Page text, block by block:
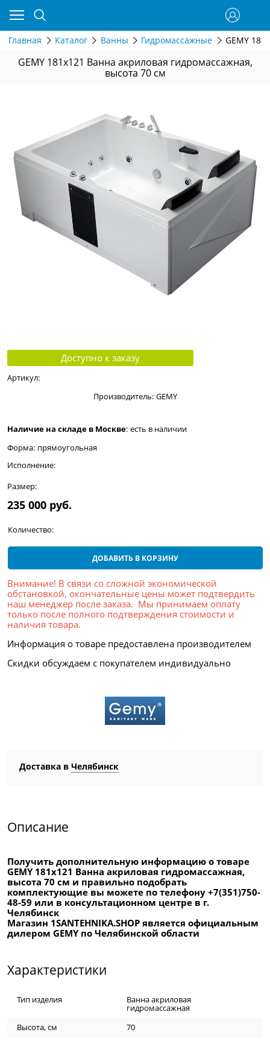
Главная Каталог Ванны Гидромассажные GEMY
GEMY 181x121 Ванна акриловая гидромассажная,
высота 70 см
Доступно к заказу
Артикул:
Производитель: GEMY
Наличие на складе в Москве: есть в наличии
Форма: прямоугольная
Исполнение:
Размер:
235 000 руб.
Количество:
ДОБАВИТЬ В КОРЗИНУ
Внимание! В связи со сложной экономической
обстановкой, окончательные цены может подтвердить
наш менеджер после заказа. Мы принимаем оплату
только после полного подтверждения стоимости и
наличия товара.
Информация о товаре предоставлена производителем
Скидки обсуждаем с покупателем индивидуально
Доставка в Челябинск
Описание
Получить дополнительную информацию о товаре
GEMY 181x121 Ванна акриловая гидромассажная,
высота 70 см и правильно подобрать
комплектующие вы можете по телефону +7(351)750-
48-59 или в консультационном центре в г.
Челябинск
Магазин 1SANTEHNIKA.SHOP является официальным
дилером GEMY по Челябинской области
Характеристики
Тип изделия Ванна акриловая
гидромассажная
Высота, см
70